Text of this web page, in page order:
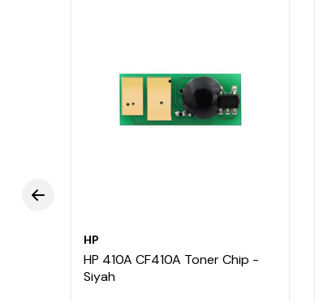
HP
HP 410A CF410A Toner Chip -
Siyah